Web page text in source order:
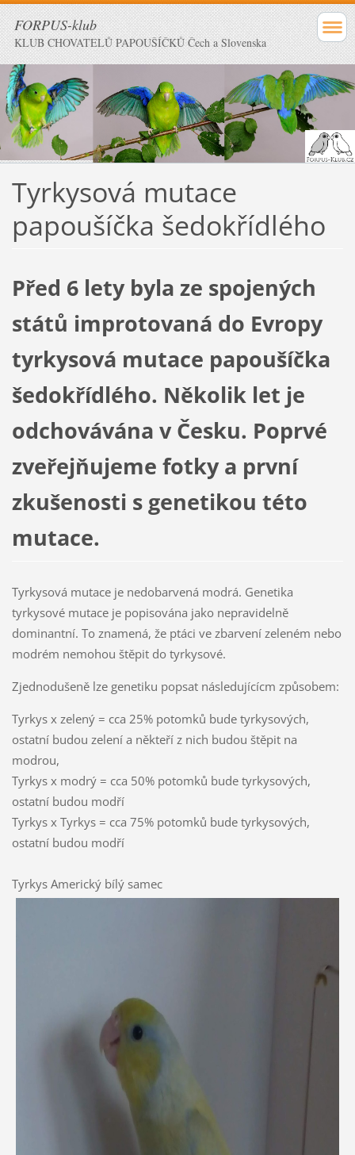
FORPUS-klub
KLUB CHOVATELŮ PAPOUŠÍČKŮ Čech a Slovenska
Tyrkysová mutace
papoušíčka šedokřídlého
Před 6 lety byla ze spojených
států improtovaná do Evropy
tyrkysová mutace papoušíčka
šedokřídlého. Několik let je
odchovávána v Česku. Poprvé
zveřejňujeme fotky a první
zkušenosti s genetikou této
mutace.
Tyrkysová mutace je nedobarvená modrá. Genetika
tyrkysové mutace je popisována jako nepravidelně
dominantní. To znamená, že ptáci ve zbarvení zeleném nebo
modrém nemohou štěpit do tyrkysové.
Zjednodušeně lze genetiku popsat následujícícm způsobem:
Tyrkys x zelený = cca 25% potomků bude tyrkysových,
ostatní budou zelení a někteří z nich budou štěpit na
modrou,
Tyrkys x modrý = cca 50% potomků bude tyrkysových,
ostatní budou modří
Tyrkys x Tyrkys = cca 75% potomků bude tyrkysových,
ostatní budou modří
Tyrkys Americký bílý samec